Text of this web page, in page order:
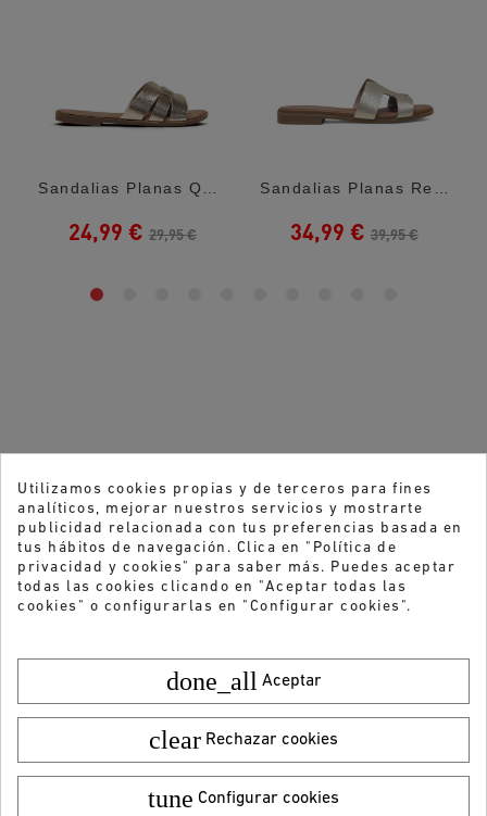
Talla: 35
Sandalias Planas Querol Doradas...
24,99 € 29,95 €
Sandalias Planas Redlove Hina Doradas Con...
34,99 € 39,95 €
Utilizamos cookies propias y de terceros para fines
analíticos, mejorar nuestros servicios y mostrarte
publicidad relacionada con tus preferencias basada en
tus hábitos de navegación. Clica en "Política de
privacidad y cookies" para saber más. Puedes aceptar
todas las cookies clicando en "Aceptar todas las
cookies" o configurarlas en "Configurar cookies".
done_all Aceptar
clear Rechazar cookies
tune Configurar cookies